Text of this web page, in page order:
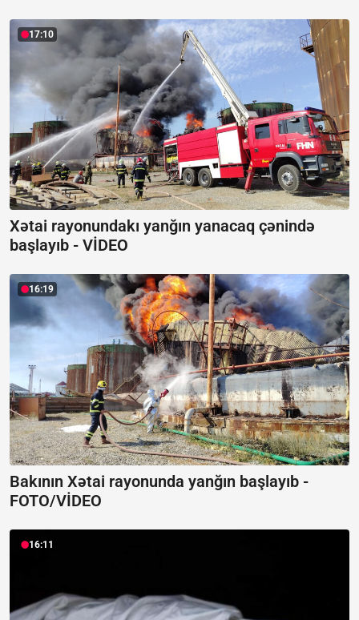
17:10
Xətai rayonundakı yanğın yanacaq çənində
başlayıb - VİDEO
16:19
Bakının Xətai rayonunda yanğın başlayıb -
FOTO/VİDEO
16:11